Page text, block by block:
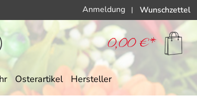
Anmeldung | Wunschzettel
0,00 €*
Osterartikel Hersteller